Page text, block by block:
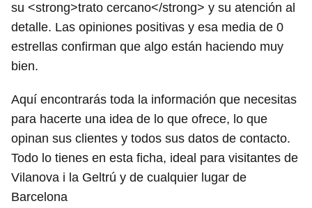
su <strong>trato cercano</strong> y su atención al
detalle. Las opiniones positivas y esa media de 0
estrellas confirman que algo están haciendo muy
bien.
Aquí encontrarás toda la información que necesitas
para hacerte una idea de lo que ofrece, lo que
opinan sus clientes y todos sus datos de contacto.
Todo lo tienes en esta ficha, ideal para visitantes de
Vilanova i la Geltrú y de cualquier lugar de
Barcelona